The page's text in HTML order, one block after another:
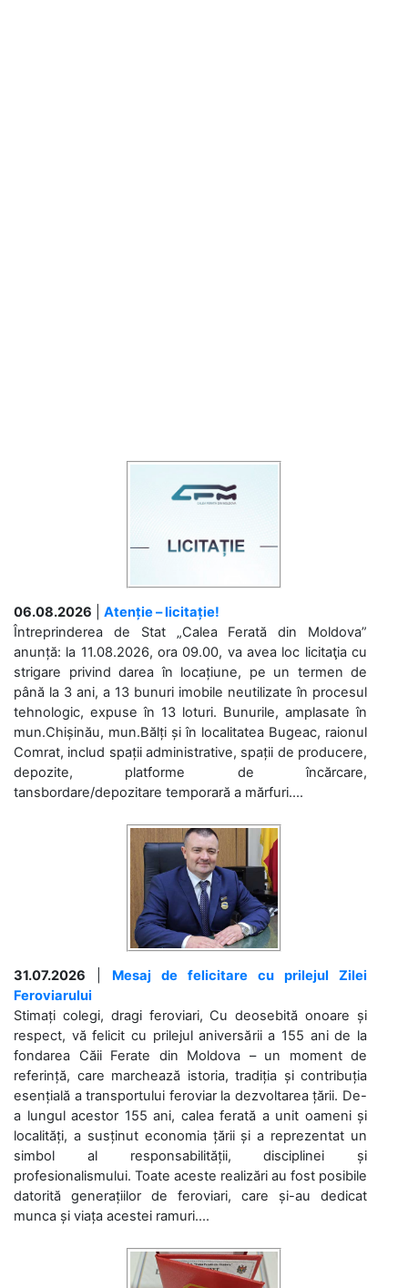
06.08.2026
Atenție – licitație!
Întreprinderea de Stat „Calea Ferată din Moldova”
anunță: la 11.08.2026, ora 09.00, va avea loc licitaţia cu
strigare privind darea în locațiune, pe un termen de
până la 3 ani, a 13 bunuri imobile neutilizate în procesul
tehnologic, expuse în 13 loturi. Bunurile, amplasate în
mun.Chișinău, mun.Bălți și în localitatea Bugeac, raionul
Comrat, includ spații administrative, spații de producere,
depozite, platforme de încărcare,
tansbordare/depozitare temporară a mărfuri....
31.07.2026
Mesaj de felicitare cu prilejul Zilei
Feroviarului
Stimați colegi, dragi feroviari, Cu deosebită onoare și
respect, vă felicit cu prilejul aniversării a 155 ani de la
fondarea Căii Ferate din Moldova – un moment de
referință, care marchează istoria, tradiția și contribuția
esențială a transportului feroviar la dezvoltarea țării. De-
a lungul acestor 155 ani, calea ferată a unit oameni și
localități, a susținut economia țării și a reprezentat un
simbol al responsabilității, disciplinei și
profesionalismului. Toate aceste realizări au fost posibile
datorită generațiilor de feroviari, care și-au dedicat
munca și viața acestei ramuri....